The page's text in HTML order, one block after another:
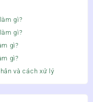
gì?
gì?
gì?
gì?
và cách xử lý